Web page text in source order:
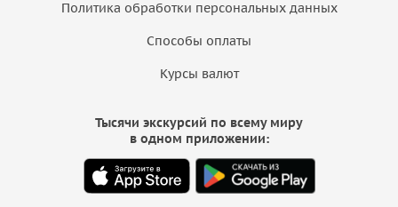
Политика обработки персональных данных
Способы оплаты
Курсы валют
Тысячи экскурсий по всему миру
в одном приложении: